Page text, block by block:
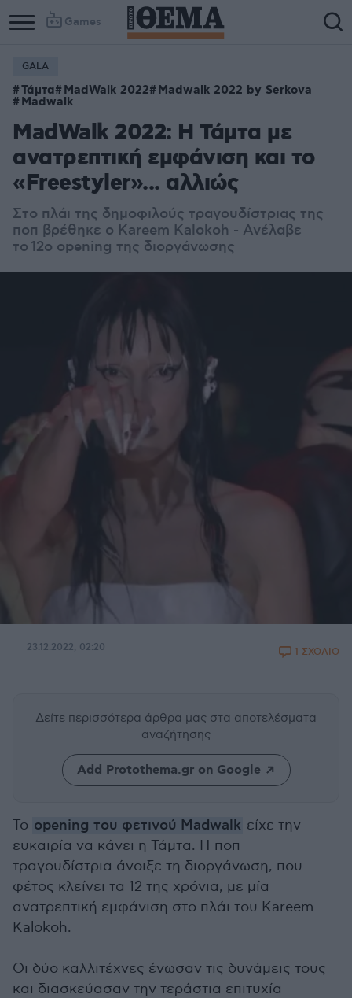
Games
GALA
Τάμτα MadWalk 2022 Madwalk 2022 by Serkova
Madwalk
MadWalk 2022: Η Τάμτα με
ανατρεπτική εμφάνιση και το
«Freestyler»... αλλιώς
Στο πλάι της δημοφιλούς τραγουδίστριας της
ποπ βρέθηκε ο Kareem Kalokoh - Ανέλαβε
το 12ο opening της διοργάνωσης
23.12.2022, 02:20 1 ΣΧΟΛΙΟ
Δείτε περισσότερα άρθρα μας στα αποτελέσματα
αναζήτησης
Add Protothema.gr on Google
Το opening του φετινού Madwalk είχε την
ευκαιρία να κάνει η Τάμτα. Η ποπ
τραγουδίστρια άνοιξε τη διοργάνωση, που
φέτος κλείνει τα 12 της χρόνια, με μία
ανατρεπτική εμφάνιση στο πλάι του Kareem
Kalokoh.
Οι δύο καλλιτέχνες ένωσαν τις δυνάμεις τους
και διασκεύασαν την τεράστια επιτυχία